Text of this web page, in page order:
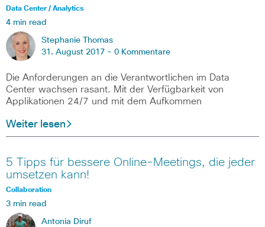
Data Center / Analytics
4 min read
Stephanie Thomas
31. August 2017 - 0 Kommentare
Die Anforderungen an die Verantwortlichen im Data
Center wachsen rasant. Mit der Verfügbarkeit von
Applikationen 24/7 und mit dem Aufkommen
Weiter lesen
5 Tipps für bessere Online-Meetings, die jeder
umsetzen kann!
Collaboration
3 min read
Antonia Diruf